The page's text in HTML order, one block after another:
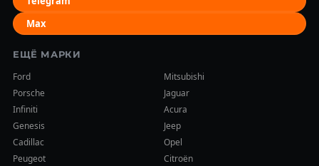
Max
ЕЩЁ МАРКИ
Ford
Mitsubishi
Porsche
Jaguar
Infiniti
Acura
Genesis
Jeep
Cadillac
Opel
Peugeot
Citroën